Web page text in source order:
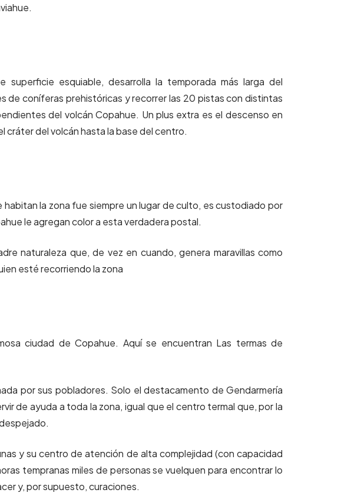
superficie esquiable, desarrolla la temporada más larga del
de coníferas prehistóricas y recorrer las 20 pistas con distintas
del volcán Copahue. Un plus extra es el descenso en
cráter del volcán hasta la base del centro.
la zona fue siempre un lugar de culto, es custodiado por
le agregan color a esta verdadera postal.
naturaleza que, de vez en cuando, genera maravillas como
esté recorriendo la zona
ciudad de Copahue. Aquí se encuentran Las termas de
por sus pobladores. Solo el destacamento de Gendarmería
de ayuda a toda la zona, igual que el centro termal que, por la
y su centro de atención de alta complejidad (con capacidad
tempranas miles de personas se vuelquen para encontrar lo
y, por supuesto, curaciones.